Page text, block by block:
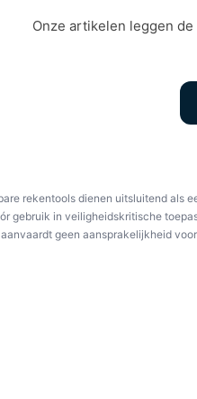
Onze artikelen leggen
rekentools dienen uitsluitend als
gebruik in veiligheidskritische
geen aansprakelijkheid